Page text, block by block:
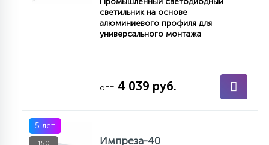
светильник на основе
алюминиевого профиля для
универсального монтажа
опт. 4 039 руб.
5 лет
150
Импреза-40